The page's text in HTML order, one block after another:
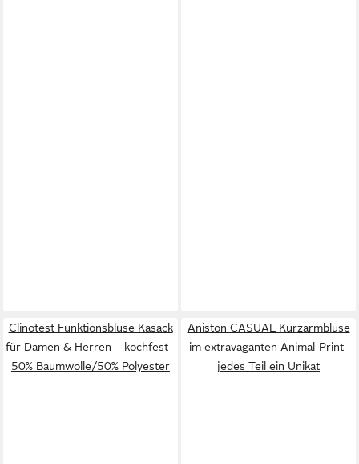
Clinotest Funktionsbluse Kasack
für Damen & Herren – kochfest -
50% Baumwolle/50% Polyester
Aniston CASUAL Kurzarmbluse
im extravaganten Animal-Print-
jedes Teil ein Unikat